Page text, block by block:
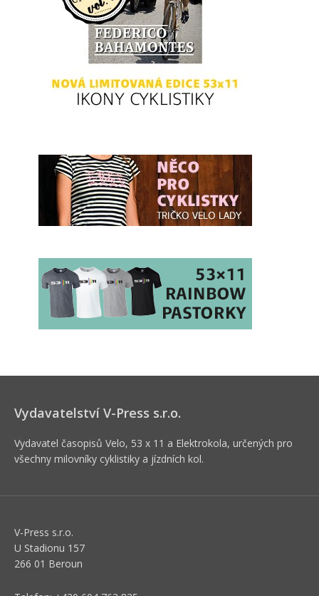
Vydavatelství V-Press s.r.o.
Vydavatel časopisů Velo, 53 x 11 a Elektrokola, určených pro
všechny milovníky cyklistiky a jízdních kol.
V-Press s.r.o.
U Stadionu 157
266 01 Beroun